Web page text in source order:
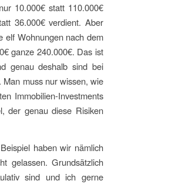
10.000€ statt 110.000€
36.000€ verdient. Aber
elf Wohnungen nach dem
ganze 240.000€. Das ist
genau deshalb sind bei
muss nur wissen, wie
Immobilien-Investments
der genau diese Risiken
haben wir nämlich
gelassen. Grundsätzlich
sind und ich gerne